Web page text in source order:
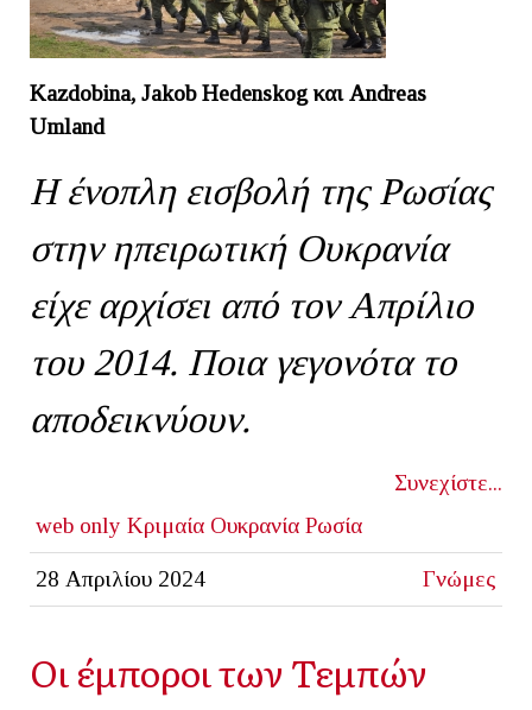
Kazdobina, Jakob Hedenskog και Andreas
Umland
Η ένοπλη εισβολή της Ρωσίας
στην ηπειρωτική Ουκρανία
είχε αρχίσει από τον Απρίλιο
του 2014. Ποια γεγονότα το
αποδεικνύουν.
Συνεχίστε...
web only Κριμαία Ουκρανία Ρωσία
28 Απριλίου 2024 Γνώμες
Οι έμποροι των Τεμπών